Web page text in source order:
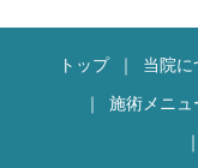
トップ 当院に
施術メニュ